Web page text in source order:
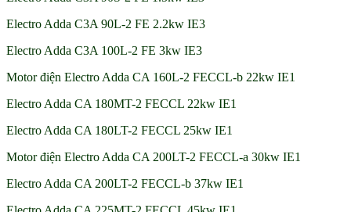
Electro Adda C3A 90L-2 FE 2.2kw IE3
Electro Adda C3A 100L-2 FE 3kw IE3
Motor điện Electro Adda CA 160L-2 FECCL-b 22kw IE1
Electro Adda CA 180MT-2 FECCL 22kw IE1
Electro Adda CA 180LT-2 FECCL 25kw IE1
Motor điện Electro Adda CA 200LT-2 FECCL-a 30kw IE1
Electro Adda CA 200LT-2 FECCL-b 37kw IE1